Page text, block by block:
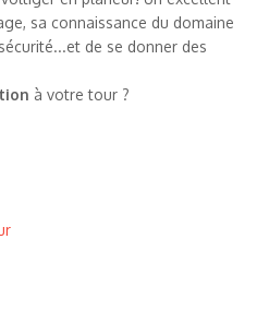
sa connaissance du domaine
de se donner des
à votre tour ?